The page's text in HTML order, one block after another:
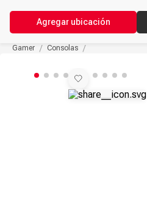
Agregar ubicación
Gamer Consolas